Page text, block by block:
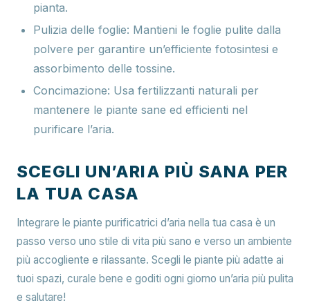
pianta.
Pulizia delle foglie: Mantieni le foglie pulite dalla
polvere per garantire un’efficiente fotosintesi e
assorbimento delle tossine.
Concimazione: Usa fertilizzanti naturali per
mantenere le piante sane ed efficienti nel
purificare l’aria.
SCEGLI UN’ARIA PIÙ SANA PER
LA TUA CASA
Integrare le piante purificatrici d’aria nella tua casa è un
passo verso uno stile di vita più sano e verso un ambiente
più accogliente e rilassante. Scegli le piante più adatte ai
tuoi spazi, curale bene e goditi ogni giorno un’aria più pulita
e salutare!